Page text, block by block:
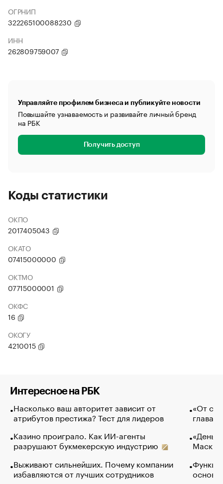
ОГРНИП
322265100088230
ИНН
262809759007
Управляйте профилем бизнеса и публикуйте новости
Повышайте узнаваемость и развивайте личный бренд
на РБК
Получить доступ
Коды статистики
ОКПО
2017405043
ОКАТО
07415000000
ОКТМО
07715000001
ОКФС
16
ОКОГУ
4210015
Интересное на РБК
Насколько ваш авторитет зависит от
атрибутов престижа? Тест для лидеров
Казино проиграло. Как ИИ-агенты
разрушают букмекерскую индустрию
Выживают сильнейших. Почему компании
избавляются от лучших сотрудников
«От
глава
Маск в
основ